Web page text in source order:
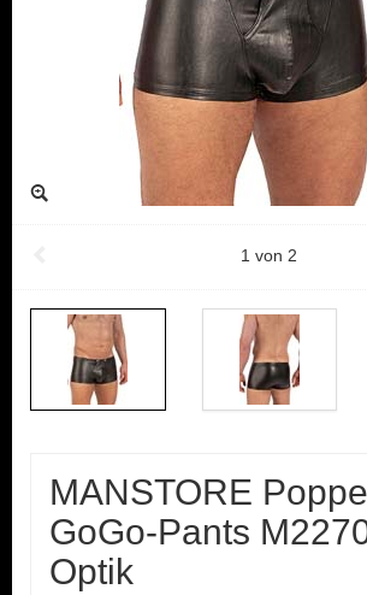
1 von 2
MANSTORE
GoGo-Pants
Optik